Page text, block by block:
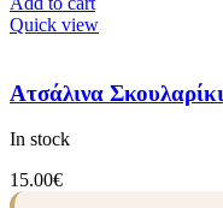
Quick view
Ατσάλινα
In stock
15.00€